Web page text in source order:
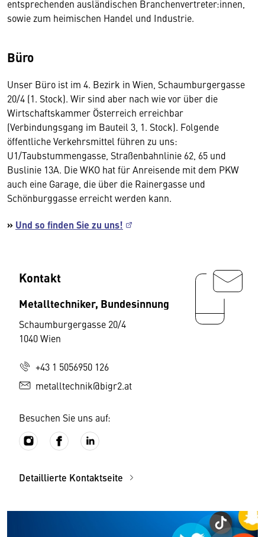
entsprechenden ausländischen Branchenvertreter:innen,
sowie zum heimischen Handel und Industrie.
Büro
Unser Büro ist im 4. Bezirk in Wien, Schaumburgergasse
20/4 (1. Stock). Wir sind aber nach wie vor über die
Wirtschaftskammer Österreich erreichbar
(Verbindungsgang im Bauteil 3, 1. Stock). Folgende
öffentliche Verkehrsmittel führen zu uns:
U1/Taubstummengasse, Straßenbahnlinie 62, 65 und
Buslinie 13A. Die WKO hat für Anreisende mit dem PKW
auch eine Garage, die über die Rainergasse und
Schönburggasse erreicht werden kann.
» Und so finden Sie zu uns!
Kontakt
Metalltechniker, Bundesinnung
Schaumburgergasse 20/4
1040 Wien
+43 1 5056950 126
metalltechnik@bigr2.at
Besuchen Sie uns auf:
Detaillierte Kontaktseite